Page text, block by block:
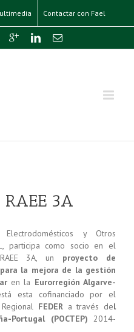
Contactar con Fael
RAEE 3A
y Otros
participa como socio en el
3A, un proyecto de
la mejora de la gestión
en la Eurorregión Algarve-
esta cofinanciado por el
FEDER a través del
Portugal (POCTEP) 2014-